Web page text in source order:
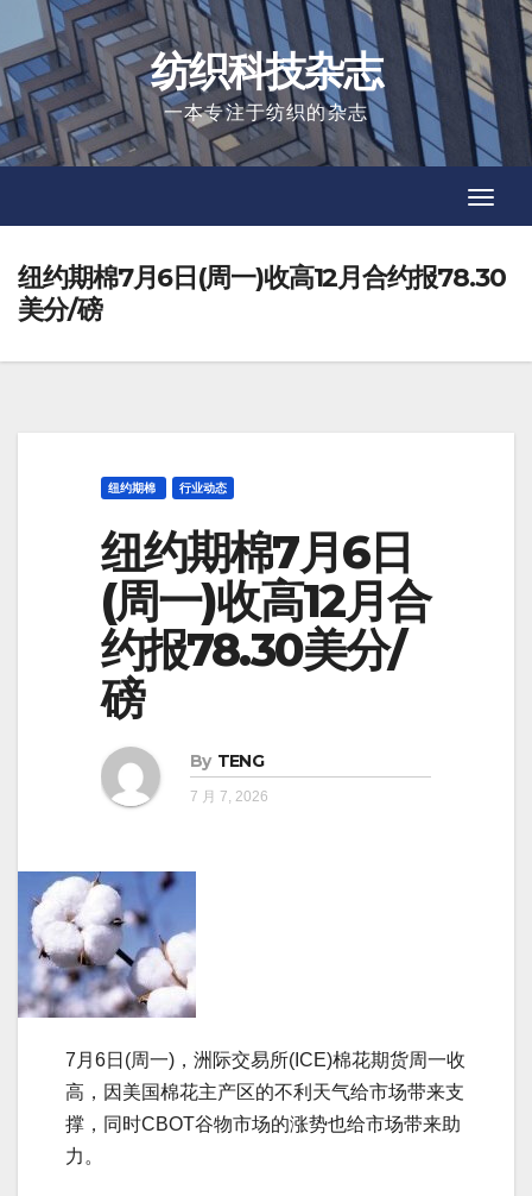
to
content
纺织科技杂志
一本专注于纺织的杂志
纽约期棉7月6日(周一)收高12月合约报78.30
美分/磅
纽约期棉 行业动态
纽约期棉7月6日
(周一)收高12月合
约报78.30美分/
磅
By TENG
7 月 7, 2026
7月6日(周一)，洲际交易所(ICE)棉花期货周一收
高，因美国棉花主产区的不利天气给市场带来支
撑，同时CBOT谷物市场的涨势也给市场带来助
力。